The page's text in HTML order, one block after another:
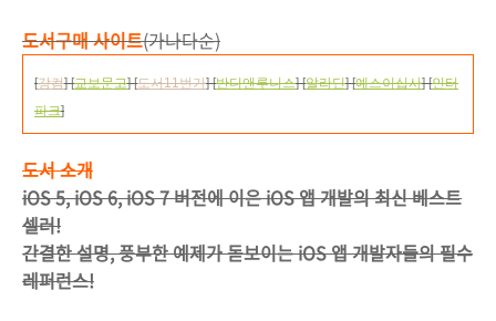
도서구매 사이트(가나다순)
[강컴] [교보문고] [도서11번가] [반디앤루니스] [알라딘] [예스이십사] [인터
파크]
도서 소개
iOS 5, iOS 6, iOS 7 버전에 이은 iOS 앱 개발의 최신 베스트
셀러!
간결한 설명, 풍부한 예제가 돋보이는 iOS 앱 개발자들의 필수
레퍼런스!